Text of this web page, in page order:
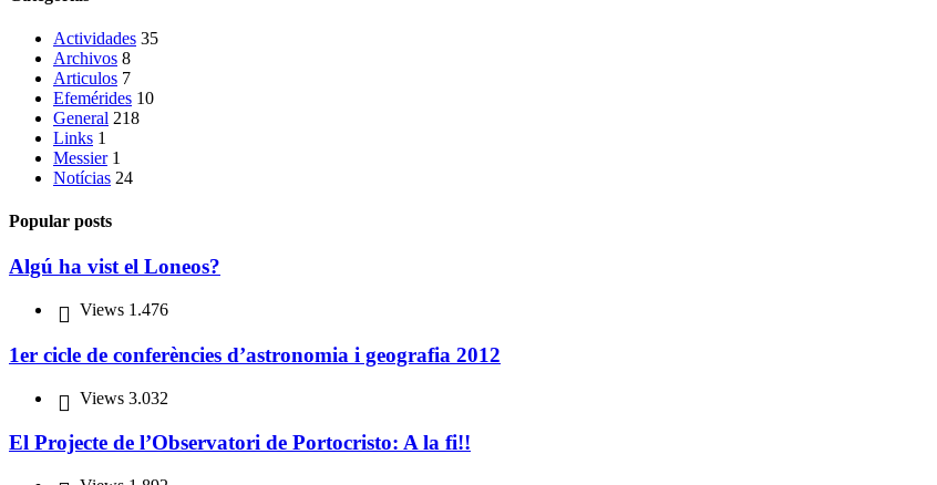
Actividades 35
Archivos 8
Articulos 7
Efemérides 10
General 218
Links 1
Messier 1
Notícias 24
Popular posts
Algú ha vist el Loneos?
Views 1.476
1er cicle de conferències d’astronomia i geografia 2012
Views 3.032
El Projecte de l’Observatori de Portocristo: A la fi!!